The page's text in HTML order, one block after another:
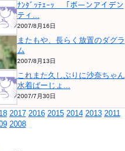
ﾅﾝﾀﾞｯﾃｪｰｯ 「ボーンアイデン
ティ...
2007/8月16日
またもや、長らく放置のダグラ
ム
2007/8月13日
これまた久しぶりに沙奈ちゃん
水着ばーじょ...
2007/7月30日
2017 2016 2015 2014 2013 2011
2008